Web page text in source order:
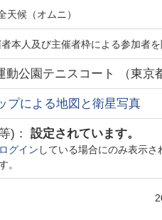
天候（オムニ）
者本人及び主催者枠による参加者を
動公園テニスコート （東京
プによる地図と衛星写真
)：設定されています。
ログイン している場合にのみ表示
。